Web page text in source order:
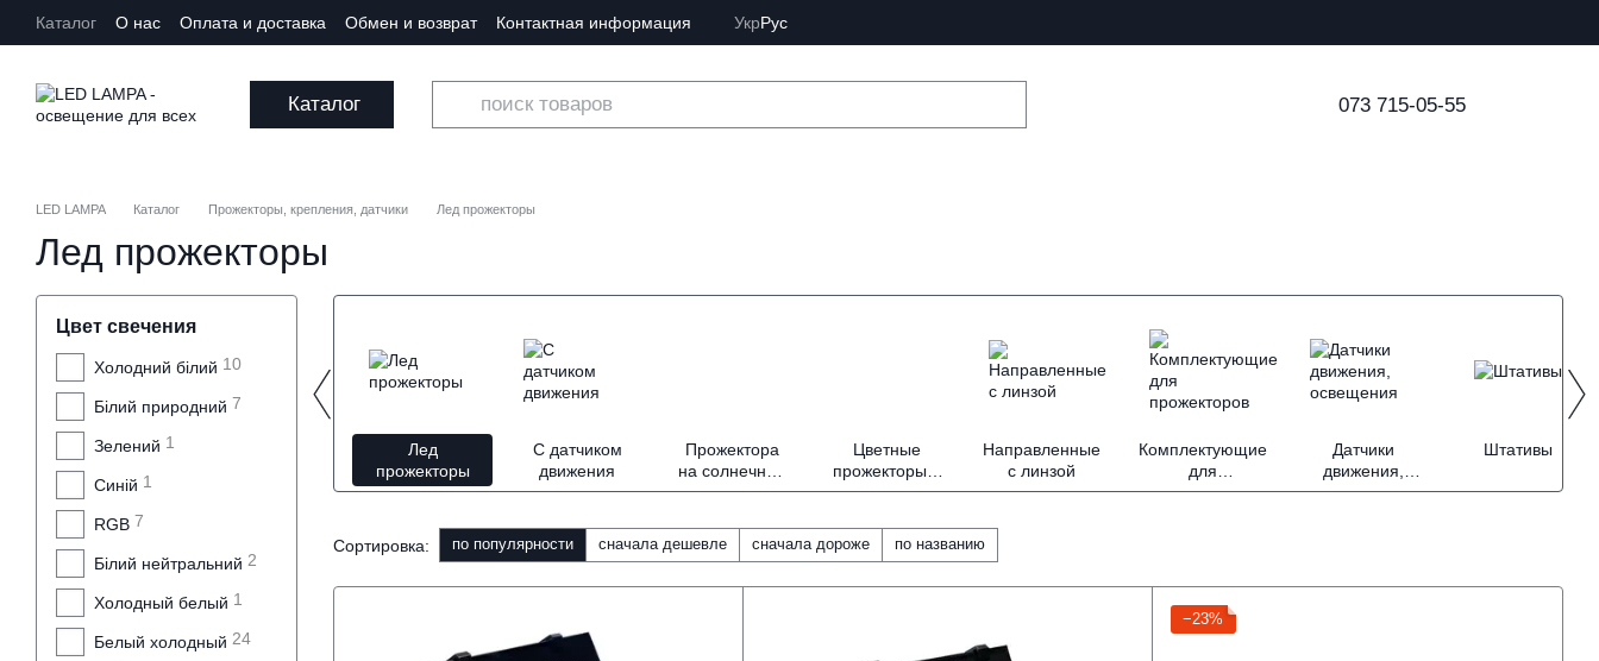
Перейти к основному контенту
Каталог О нас Оплата и доставка Обмен и возврат Контактная информация УкрРус
Каталог 073 715-05-55
LED LAMPA Каталог Прожекторы, крепления, датчики Лед прожекторы
Лед прожекторы
Лед
прожекторы
С датчиком
движения
Прожектора
на солнечных
батареях
Цветные
прожекторы и
RGB
Направленные
с линзой
Комплектующие
для
прожекторов
Датчики
движения,
освещения
Штативы
Сортировка: по популярности сначала дешевле сначала дороже по названию
−23%
Цвет свечения
Холодний білий 10
Білий природний 7
Зелений 1
Синій 1
RGB 7
Білий нейтральний 2
Холодный белый 1
Белый холодный 24